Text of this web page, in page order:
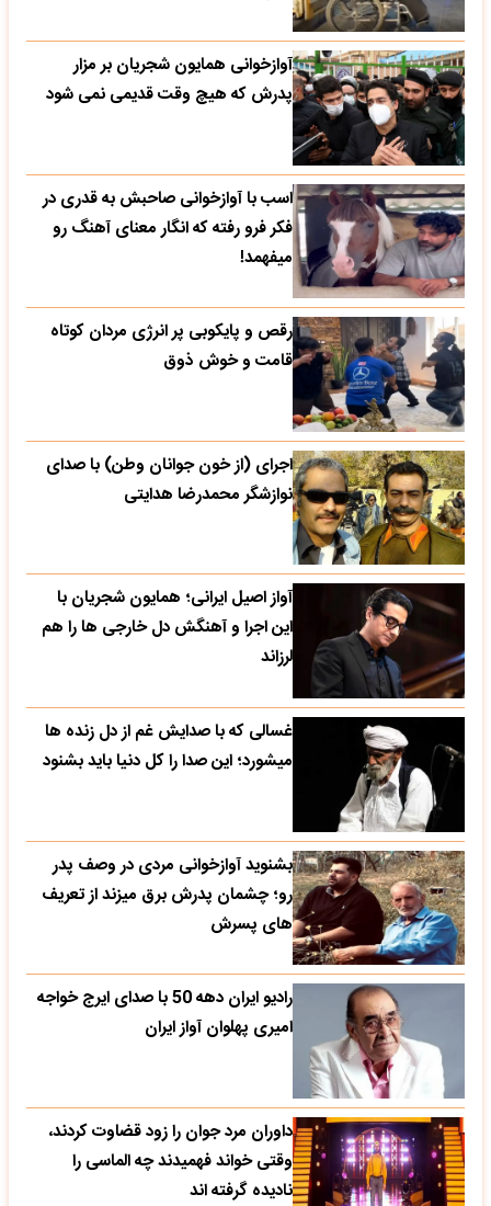
آوازخوانی همایون شجریان بر مزار
پدرش که هیچ وقت قدیمی نمی شود
اسب با آوازخوانی صاحبش به قدری در
فکر فرو رفته که انگار معنای آهنگ رو
میفهمد!
رقص و پایکوبی پر انرژی مردان کوتاه
قامت و خوش ذوق
اجرای (از خون جوانان وطن) با صدای
نوازشگر محمدرضا هدایتی
آواز اصیل ایرانی؛ همایون شجریان با
این اجرا و آهنگش دل خارجی ها را هم
لرزاند
غسالی که با صدایش غم از دل زنده ها
میشورد؛ این صدا را کل دنیا باید بشنود
بشنوید آوازخوانی مردی در وصف پدر
رو؛ چشمان پدرش برق میزند از تعریف
های پسرش
رادیو ایران دهه 50 با صدای ایرج خواجه
امیری پهلوان آواز ایران
داوران مرد جوان را زود قضاوت کردند،
وقتی خواند فهمیدند چه الماسی را
نادیده گرفته اند